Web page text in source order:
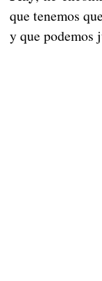
que tenemos
y que podemos